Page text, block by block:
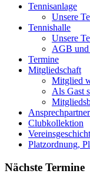
Tennisanlage
Unsere
Tennishalle
Unsere
AGB und
Termine
Mitgliedschaft
Mitglied
Als Gast
Ansprechpartner
Clubkollektion
Platzordnung,
Nächste Termine